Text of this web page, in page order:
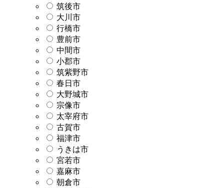
筑後市
大川市
行橋市
豊前市
中間市
小郡市
筑紫野市
春日市
大野城市
宗像市
太宰府市
古賀市
福津市
うきは市
宮若市
嘉麻市
朝倉市